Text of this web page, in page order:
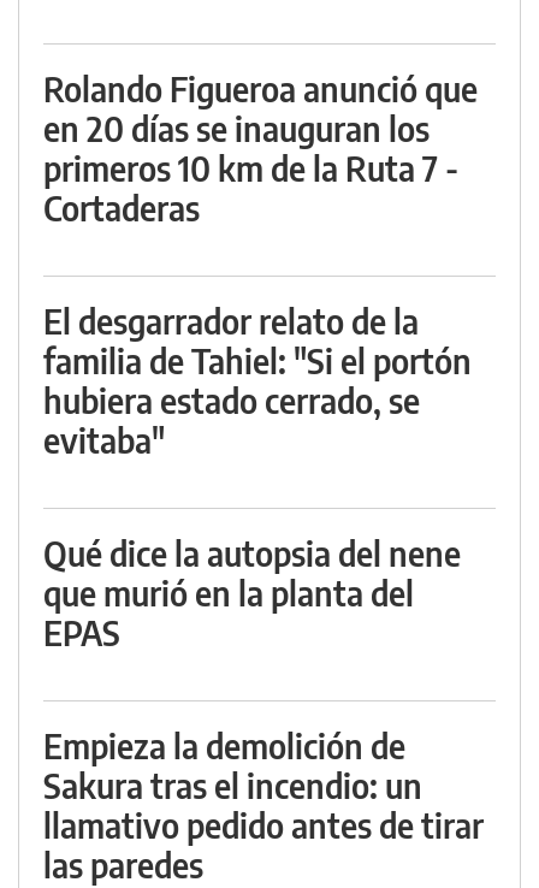
Rolando Figueroa anunció que
en 20 días se inauguran los
primeros 10 km de la Ruta 7 -
Cortaderas
El desgarrador relato de la
familia de Tahiel: "Si el portón
hubiera estado cerrado, se
evitaba"
Qué dice la autopsia del nene
que murió en la planta del
EPAS
Empieza la demolición de
Sakura tras el incendio: un
llamativo pedido antes de tirar
las paredes